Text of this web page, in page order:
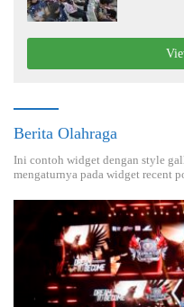
Berita Olahraga
Ini contoh widget dengan style
mengaturnya pada widget recent